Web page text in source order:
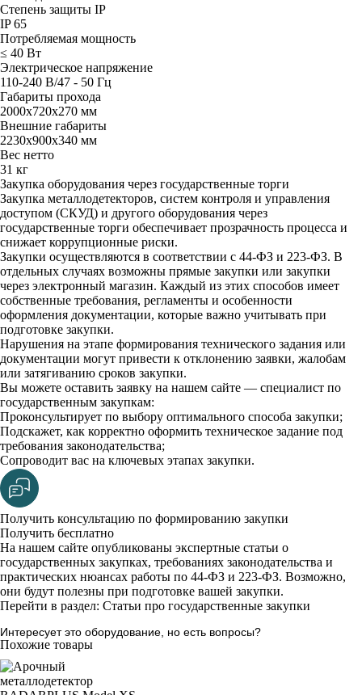
Степень защиты IP
IP 65
Потребляемая мощность
≤ 40 Вт
Электрическое напряжение
110-240 В/47 - 50 Гц
Габариты прохода
2000х720х270 мм
Внешние габариты
2230х900х340 мм
Вес нетто
31 кг
Закупка оборудования через государственные торги
Закупка металлодетекторов, систем контроля и управления
доступом (СКУД) и другого оборудования через
государственные торги обеспечивает прозрачность процесса и
снижает коррупционные риски.
Закупки осуществляются в соответствии с 44-ФЗ и 223-ФЗ. В
отдельных случаях возможны прямые закупки или закупки
через электронный магазин. Каждый из этих способов имеет
собственные требования, регламенты и особенности
оформления документации, которые важно учитывать при
подготовке закупки.
Нарушения на этапе формирования технического задания или
документации могут привести к отклонению заявки, жалобам
или затягиванию сроков закупки.
Вы можете оставить заявку на нашем сайте — специалист по
государственным закупкам:
Проконсультирует по выбору оптимального способа закупки;
Подскажет, как корректно оформить техническое задание под
требования законодательства;
Сопроводит вас на ключевых этапах закупки.
Получить консультацию по формированию закупки
Получить бесплатно
На нашем сайте опубликованы экспертные статьи о
государственных закупках, требованиях законодательства и
практических нюансах работы по 44-ФЗ и 223-ФЗ. Возможно,
они будут полезны при подготовке вашей закупки.
Перейти в раздел: Статьи про государственные закупки
Интересует это оборудование, но есть вопросы?
Похожие товары